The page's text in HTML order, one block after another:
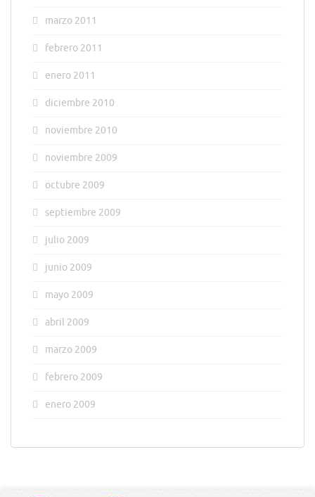
marzo 2011
febrero 2011
enero 2011
diciembre 2010
noviembre 2010
noviembre 2009
octubre 2009
septiembre 2009
julio 2009
junio 2009
mayo 2009
abril 2009
marzo 2009
febrero 2009
enero 2009